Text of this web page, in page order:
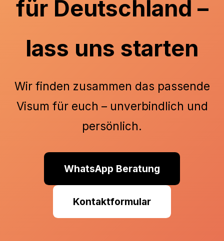
für Deutschland –
lass uns starten
Wir finden zusammen das passende
Visum für euch – unverbindlich und
persönlich.
WhatsApp Beratung
Kontaktformular